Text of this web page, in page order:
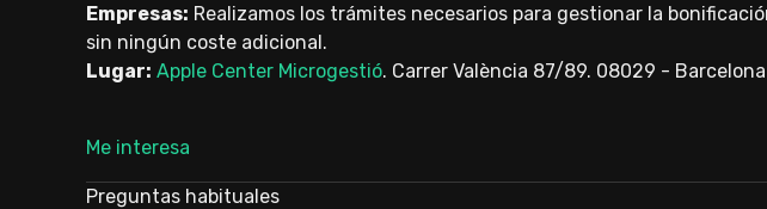
Empresas: Realizamos los trámites necesarios para gestionar la
sin ningún coste adicional.
Lugar: Apple Center Microgestió. Carrer València 87/89. 08029 - Barcelona
Me interesa
Preguntas habituales